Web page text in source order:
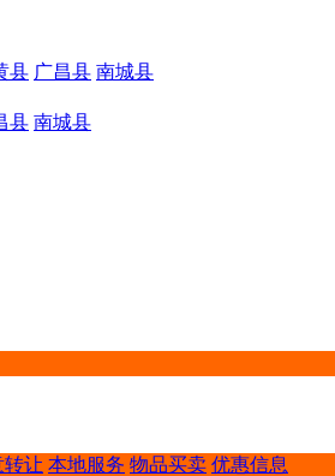
县 广昌县 南城县
县 南城县
转让 本地服务 物品买卖 优惠信息